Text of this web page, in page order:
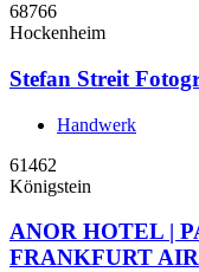
68766
Hockenheim
Stefan Streit
Handwerk
61462
Königstein
ANOR HOTEL |
FRANKFURT